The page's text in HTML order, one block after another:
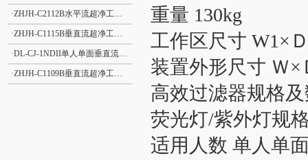
·ZHJH-C2112B水平流超净工作台
·ZHJH-C1115B垂直流超净工作台
·DL-CJ-1NDII单人单面垂直流净化工作台
·ZHJH-C1109B垂直流超净工作台
重量 130kg
工作区尺寸 W1×
装置外形尺寸 Ｗ×
高效过滤器规格
荧光灯/紫外灯规
适用人数 单人单